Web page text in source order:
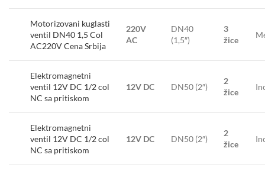
Motorizovani kuglasti
ventil DN40 1,5 Col
AC220V Cena Srbija
220V
AC
DN40
(1,5″)
3
žice
Elektromagnetni
ventil 12V DC 1/2 col
NC sa pritiskom
12V DC DN50 (2″)
2
žice
Elektromagnetni
ventil 12V DC 1/2 col
NC sa pritiskom
12V DC DN50 (2″)
2
žice